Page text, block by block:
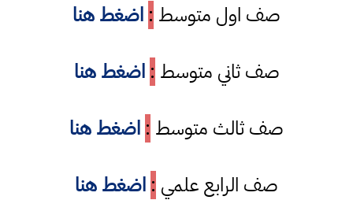
صف اول متوسط : اضغط هنا
صف ثاني متوسط : اضغط هنا
صف ثالث متوسط : اضغط هنا
صف الرابع علمي : اضغط هنا